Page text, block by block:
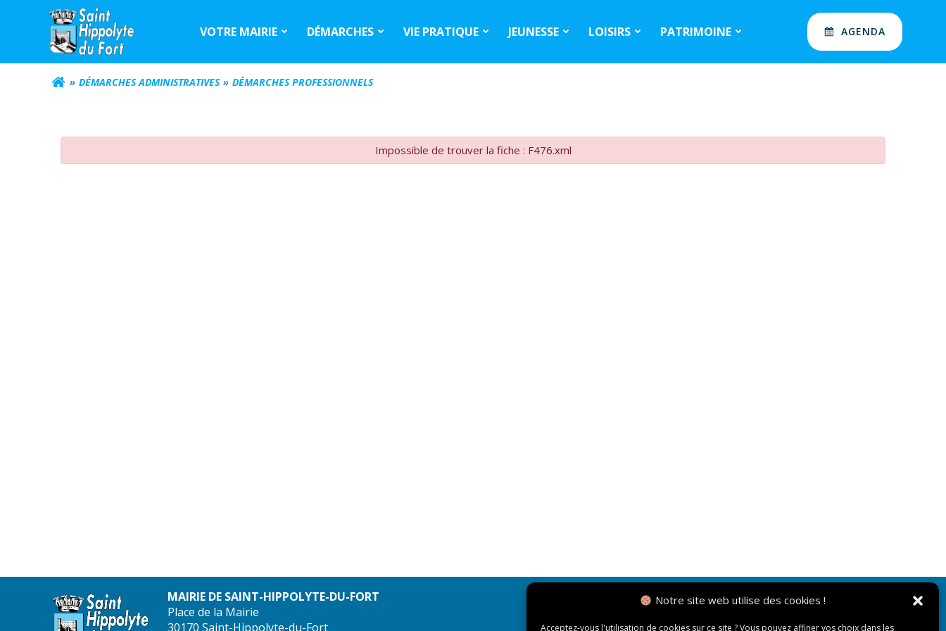
Notre site web utilise des cookies !
Acceptez-vous l'utilisation de cookies sur ce site ? Vous pouvez affiner vos choix dans les
VOTRE MAIRIE DÉMARCHES VIE PRATIQUE JEUNESSE LOISIRS PATRIMOINE AGENDA
DÉMARCHES ADMINISTRATIVES DÉMARCHES PROFESSIONNELS
Impossible de trouver la fiche : F476.xml
MAIRIE DE SAINT-HIPPOLYTE-DU-FORT
Place de la Mairie
30170 Saint-Hippolyte-du-Fort
NOUS CONTACTER